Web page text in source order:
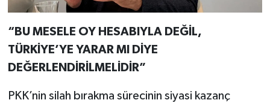
“BU MESELE OY HESABIYLA DEĞİL,
TÜRKİYE’YE YARAR MI DİYE
DEĞERLENDİRİLMELİDİR”
PKK’nin silah bırakma sürecinin siyasi kazanç